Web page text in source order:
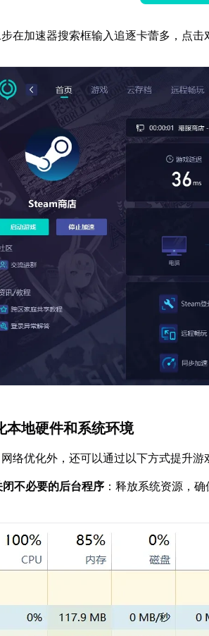
在加速器搜索框输入追逐卡蕾多，点击
本地硬件和系统环境
络优化外，还可以通过以下方式提升游
闭不必要的后台程序 ：释放系统资源，